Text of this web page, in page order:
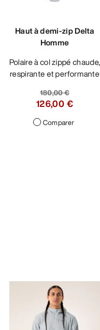
Haut à demi-zip Delta
Homme
Polaire à col zippé chaude,
respirante et performante
180,00 €
126,00 €
Comparer